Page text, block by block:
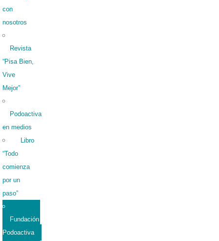
con
nosotros
Revista
“Pisa Bien,
Vive
Mejor”
Podoactiva
en medios
Libro
“Todo
comienza
por un
paso”
Fundación
Podoactiva